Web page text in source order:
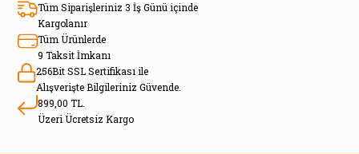
Tüm Siparişleriniz 3 İş Günü içinde
Kargolanır
Tüm Ürünlerde
9 Taksit İmkanı
256Bit SSL Sertifikası ile
Alışverişte Bilgileriniz Güvende.
899,00 TL.
Üzeri Ücretsiz Kargo